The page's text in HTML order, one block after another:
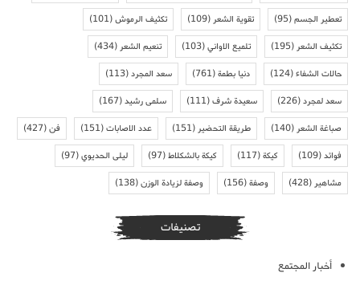
تعطير الجسم(95) تقوية الشعر(109) تكثيف الرموش(101)
تكثيف الشعر(195) تلميع الاواني(103) تنعيم الشعر(434)
حالات الشفاء(124) دنيا بطمة(761) سعد المجرد(113)
سعد لمجرد(226) سعيدة شرف(111) سلمى رشيد(167)
صباغة الشعر(140) طريقة التحضير(151) عدد الاصابات(151) فن(427)
فوائد(109) كيكة(117) كيكة بالشكلاط(97) ليلى الحديوي(97)
مشاهير(428) وصفة(156) وصفة لزيادة الوزن(138)
تصنيفات
أخبار المجتمع